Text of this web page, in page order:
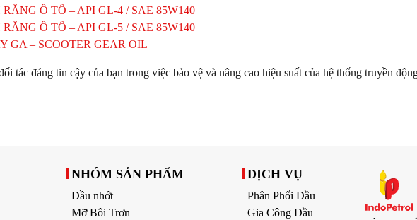
Ô TÔ – API GL-4 / SAE 85W140
Ô TÔ – API GL-5 / SAE 85W140
GA – SCOOTER GEAR OIL
tác đáng tin cậy của bạn trong việc bảo vệ và nâng cao hiệu suất của hệ thống truyền
NHÓM SẢN PHẨM
Dầu nhớt
Mỡ Bôi Trơn
DỊCH VỤ
Phân Phối Dầu
Gia Công Dầu